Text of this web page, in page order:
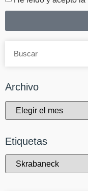
Archivo
Etiquetas